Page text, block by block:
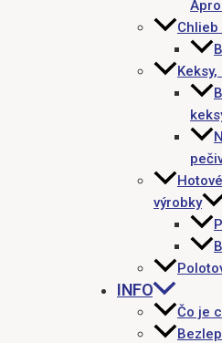
Chlieb
výrobky
INFO
Čo je